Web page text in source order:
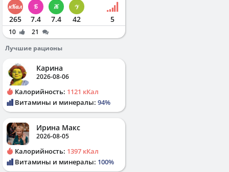
265 7.4 7.4 42 5
10
21
Лучшие рационы
Карина
2026-08-06
Калорийность: 1121 кКал
Витамины и минералы: 94%
Ирина Макс
2026-08-05
Калорийность: 1397 кКал
Витамины и минералы: 100%